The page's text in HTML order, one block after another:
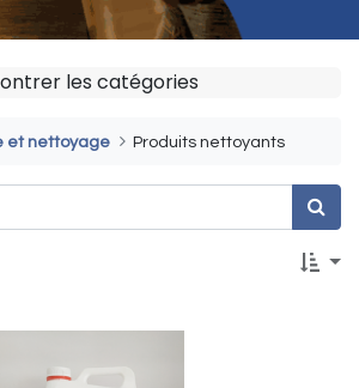
les catégories
et nettoyage Produits nettoyants